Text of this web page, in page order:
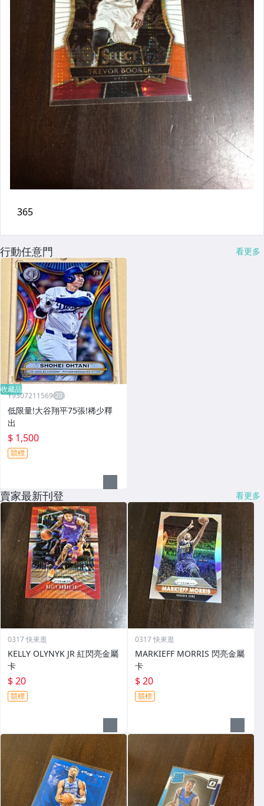
行動任意門 看更多
收藏品
Y9307211569
低限量!大谷翔平75張!稀少釋
出
$ 1,500
競標
賣家最新刊登 看更多
0317 快來逛
KELLY OLYNYK JR 紅閃亮金屬
卡
$ 20
競標
0317 快來逛
MARKIEFF MORRIS 閃亮金屬
卡
$ 20
競標